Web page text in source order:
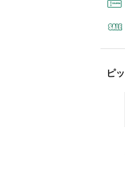
ピ